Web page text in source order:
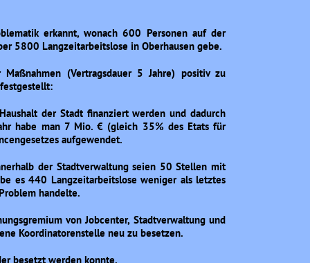
erkannt, wonach 600 Personen auf der
5800 Langzeitarbeitslose in Oberhausen gebe.
(Vertragsdauer 5 Jahre) positiv zu
der Stadt finanziert werden und dadurch
habe man 7 Mio. € (gleich 35% des Etats für
aufgewendet.
der Stadtverwaltung seien 50 Stellen mit
es 440 Langzeitarbeitslose weniger als letztes
handelte.
von Jobcenter, Stadtverwaltung und
Koordinatorenstelle neu zu besetzen.
besetzt werden konnte.